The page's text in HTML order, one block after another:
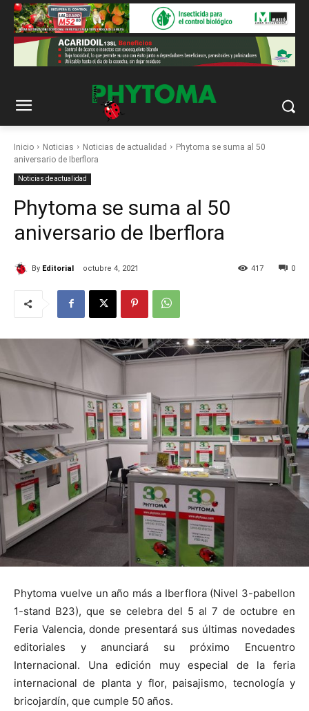
Inicio Noticias Noticias de actualidad
Phytoma se suma al 50
aniversario de Iberflora
Noticias de actualidad
Phytoma se suma al 50
aniversario de Iberflora
By Editorial octubre 4, 2021 0
417
Phytoma vuelve un año más a Iberflora (Nivel 3-pabellon
1-stand B23), que se celebra del 5 al 7 de octubre en
Feria Valencia, donde presentará sus últimas novedades
editoriales y anunciará su próximo Encuentro
Internacional. Una edición muy especial de la feria
internacional de planta y flor, paisajismo, tecnología y
bricojardín, que cumple 50 años.